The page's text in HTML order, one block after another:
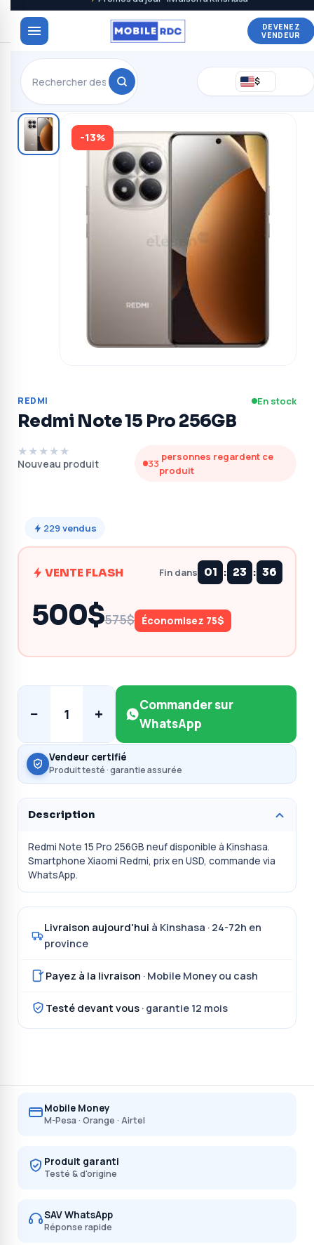
DEVENEZ
VENDEUR
$
-13%
REDMI En stock
Redmi Note 15 Pro 256GB
★★★★★
Nouveau produit 33
personnes regardent ce
produit
229vendus
VENTE FLASH Fin dans 01 : 23 : 35
500$575$ Économisez 75$
− 1 +
Commander sur
WhatsApp
Vendeur certifié
Produit testé · garantie assurée
Description
Redmi Note 15 Pro 256GB neuf disponible à Kinshasa.
Smartphone Xiaomi Redmi, prix en USD, commande via
WhatsApp.
Livraison aujourd'hui à Kinshasa · 24-72h en
province
Payez à la livraison · Mobile Money ou cash
Testé devant vous · garantie 12 mois
Mobile Money
M-Pesa · Orange · Airtel
Produit garanti
Testé & d'origine
SAV WhatsApp
Réponse rapide